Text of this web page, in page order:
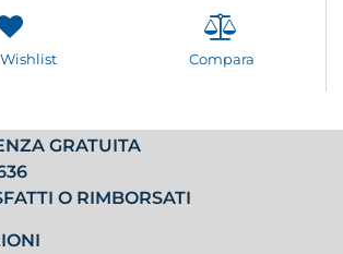
Compara
GRATUITA
O RIMBORSATI